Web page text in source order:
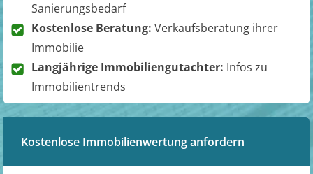
Sanierungsbedarf
Kostenlose Beratung: Verkaufsberatung ihrer
Immobilie
Langjährige Immobiliengutachter: Infos zu
Immobilientrends
Kostenlose Immobilienwertung anfordern